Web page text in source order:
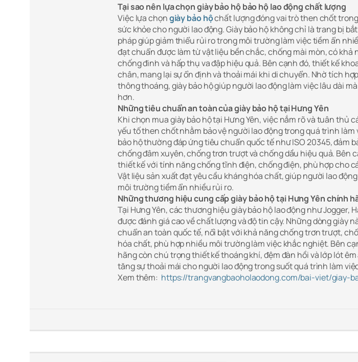
Tại sao nên lựa chọn giày bảo hộ bảo hộ lao động chất lượng
Việc lựa chọngiày bảo hộchất lượng đóng vai trò then chốt
sức khỏe cho người lao động. Giày bảo hộ không chỉ là trang bị
pháp giúp giảm thiểu rủi ro trong môi trường làm việc tiềm ẩn
đạt chuẩn được làm từ vật liệu bền chắc, chống mài mòn, có
chống đinh và hấp thụ va đập hiệu quả. Bên cạnh đó, thiết kế
chân, mang lại sự ổn định và thoải mái khi di chuyển. Nhờ tích
thông thoáng, giày bảo hộ giúp người lao động làm việc lâu dài
hơn.
Những tiêu chuẩn an toàn của giày bảo hộ tại Hưng Yên
Khi chọn mua giày bảo hộ tại Hưng Yên, việc nắm rõ và tuân thủ
yếu tố then chốt nhằm bảo vệ người lao động trong quá trình làm
bảo hộ thường đáp ứng tiêu chuẩn quốc tế như ISO 20345, đảm
chống đâm xuyên, chống trơn trượt và chống dầu hiệu quả. Bên
thiết kế với tính năng chống tĩnh điện, chống điện, phù hợp cho
Vật liệu sản xuất đạt yêu cầu kháng hóa chất, giúp người lao
môi trường tiềm ẩn nhiều rủi ro.
Những thương hiệu cung cấp giày bảo hộ tại Hưng Yên chính
Tại Hưng Yên, các thương hiệu giày bảo hộ lao động như Jogger,
được đánh giá cao về chất lượng và độ tin cậy. Những dòng giày
chuẩn an toàn quốc tế, nổi bật với khả năng chống trơn trượt,
hóa chất, phù hợp nhiều môi trường làm việc khắc nghiệt. Bên
hãng còn chú trọng thiết kế thoáng khí, đệm đàn hồi và lớp lót
tăng sự thoải mái cho người lao động trong suốt quá trình làm
Xem thêm: https://trangvangbaoholaodong.com/bai-viet/giay-